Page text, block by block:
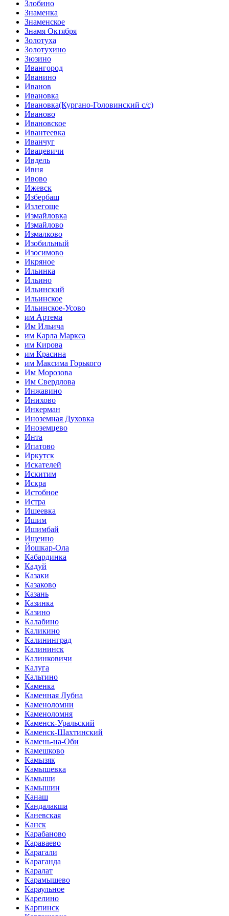
Злобино
Знаменка
Знаменское
Знамя Октября
Золотуха
Золотухино
Зюзино
Ивангород
Иванино
Иванов
Ивановка
Ивановка(Кургано-Головинский с/с)
Иваново
Ивановское
Ивантеевка
Иванчуг
Ивацевичи
Ивдель
Ивня
Ивово
Ижевск
Избербаш
Излегоще
Измайловка
Измайлово
Измалково
Изобильный
Изосимово
Икряное
Ильинка
Ильино
Ильинский
Ильинское
Ильинское-Усово
им Артема
Им Ильича
им Карла Маркса
им Кирова
им Красина
им Максима Горького
Им Морозова
Им Свердлова
Инжавино
Инихово
Инкерман
Иноземная Духовка
Иноземцево
Инта
Ипатово
Иркутск
Искателей
Искитим
Искра
Истобное
Истра
Ишеевка
Ишим
Ишимбай
Ищеино
Йошкар-Ола
Кабардинка
Кадуй
Казаки
Казаково
Казань
Казинка
Казино
Калабино
Каликино
Калининград
Калининск
Калинковичи
Калуга
Кальтино
Каменка
Каменная Лубна
Каменоломни
Каменоломня
Каменск-Уральский
Каменск-Шахтинский
Камень-на-Оби
Камешково
Камызяк
Камышевка
Камыши
Камышин
Канаш
Кандалакша
Каневская
Канск
Карабаново
Караваево
Карагали
Караганда
Каралат
Карамышево
Караульное
Карелино
Карпинск